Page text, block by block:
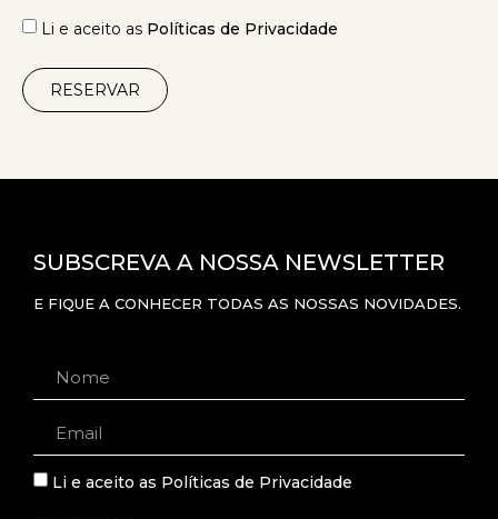
Li e aceito as Políticas de Privacidade
RESERVAR
SUBSCREVA A NOSSA NEWSLETTER
E FIQUE A CONHECER TODAS AS NOSSAS NOVIDADES.
Li e aceito as Políticas de Privacidade